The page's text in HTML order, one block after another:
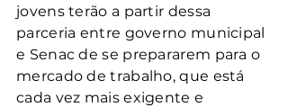
jovens terão a partir dessa
parceria entre governo municipal
e Senac de se prepararem para o
mercado de trabalho, que está
cada vez mais exigente e